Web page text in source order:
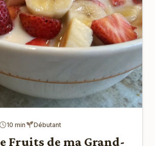
10 min Débutant
Fruits de ma Grand-